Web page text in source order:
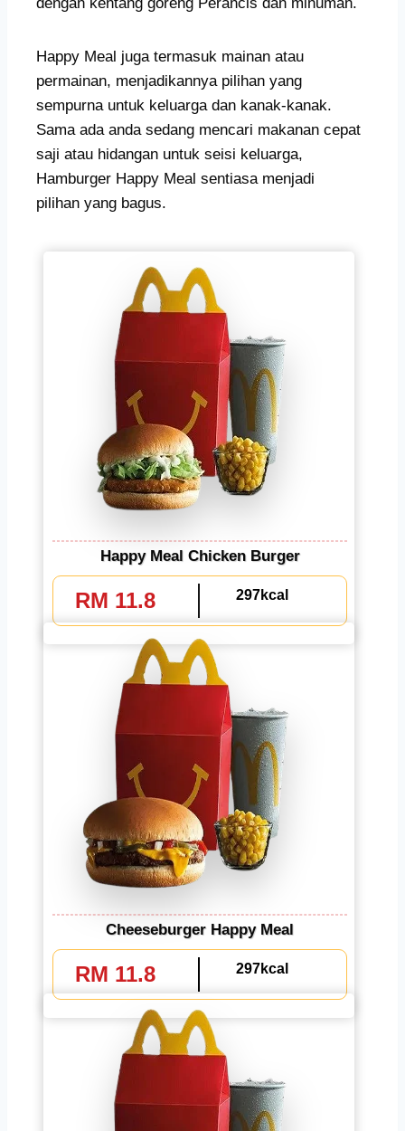
Happy Meal juga termasuk mainan atau
permainan, menjadikannya pilihan yang
sempurna untuk keluarga dan kanak-kanak.
Sama ada anda sedang mencari makanan cepat
saji atau hidangan untuk seisi keluarga,
Hamburger Happy Meal sentiasa menjadi
pilihan yang bagus.
Happy Meal Chicken Burger
RM 11.8 297kcal
Cheeseburger Happy Meal
RM 11.8 297kcal